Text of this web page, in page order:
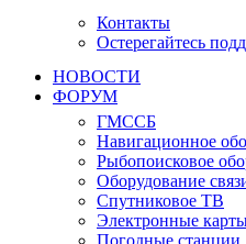
Контакты
Остерегайтесь
НОВОСТИ
ФОРУМ
ГМССБ
Навигационное
Рыбопоисковое
Оборудование
Спутниковое ТВ
Электронные
Погодные станции